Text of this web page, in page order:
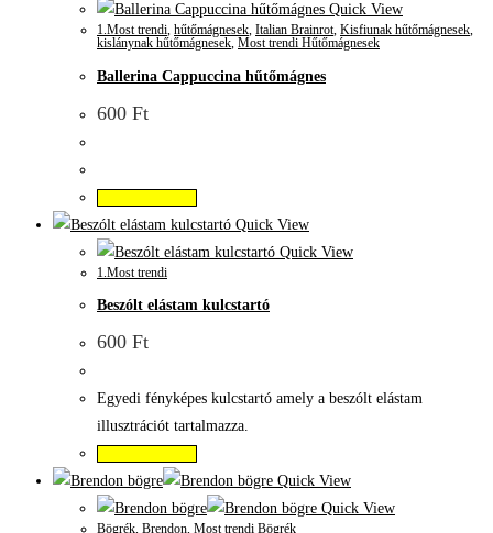
Quick View
1.Most trendi, hűtőmágnesek, Italian Brainrot, Kisfiunak hűtőmágnesek,
kislánynak hűtőmágnesek, Most trendi Hűtőmágnesek
Ballerina Cappuccina hűtőmágnes
600 Ft
Quick View
Quick View
1.Most trendi
Beszólt elástam kulcstartó
600 Ft
Egyedi fényképes kulcstartó amely a beszólt elástam
illusztrációt tartalmazza.
Quick View
Quick View
Bögrék Brendon Most trendi Bögrék